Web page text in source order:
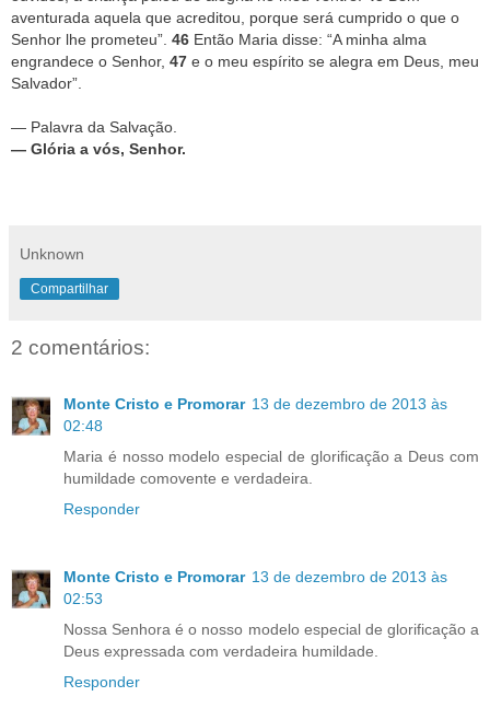
aventurada aquela que acreditou, porque será cumprido o que o
Senhor lhe prometeu”. 46 Então Maria disse: “A minha alma
engrandece o Senhor, 47 e o meu espírito se alegra em Deus, meu
Salvador”.
— Palavra da Salvação.
— Glória a vós, Senhor.
Unknown
Compartilhar
2 comentários:
Monte Cristo e Promorar 13 de dezembro de 2013 às
02:48
Maria é nosso modelo especial de glorificação a Deus com
humildade comovente e verdadeira.
Responder
Monte Cristo e Promorar 13 de dezembro de 2013 às
02:53
Nossa Senhora é o nosso modelo especial de glorificação a
Deus expressada com verdadeira humildade.
Responder